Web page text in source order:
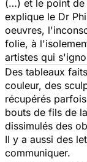
(…) et le point de
explique le Dr
oeuvres,
folie, à
artistes qui
Des tableaux
couleur, des
récupérés
bouts de fils de
dissimulés des
Il y a aussi des
communiquer.